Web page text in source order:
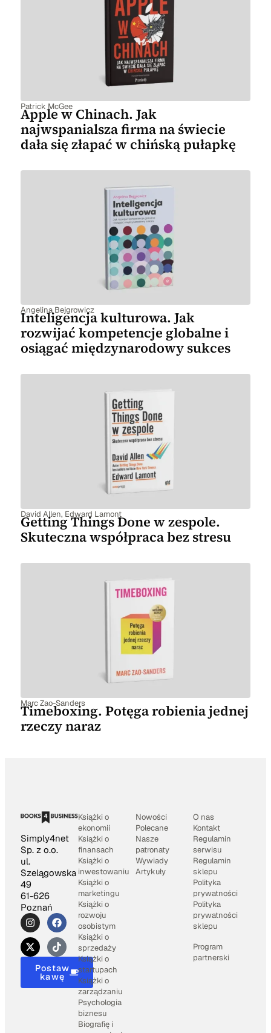
Patrick McGee
Apple w Chinach. Jak
najwspanialsza firma na świecie
dała się złapać w chińską pułapkę
Angelina Bejgrowicz
Inteligencja kulturowa. Jak
rozwijać kompetencje globalne i
osiągać międzynarodowy sukces
David Allen, Edward Lamont
Getting Things Done w zespole.
Skuteczna współpraca bez stresu
Marc Zao-Sanders
Timeboxing. Potęga robienia jednej
rzeczy naraz
Simply4net
Sp. z o.o.
ul.
Szelągowska
49
61-626
Poznań
Postaw
kawę
Książki o
ekonomii
Książki o
finansach
Książki o
inwestowaniu
Książki o
marketingu
Książki o
rozwoju
osobistym
Książki o
sprzedaży
Książki o
startupach
Książki o
zarządzaniu
Psychologia
biznesu
Biografię i
Nowości
Polecane
Nasze
patronaty
Wywiady
Artykuły
O nas
Kontakt
Regulamin
serwisu
Regulamin
sklepu
Polityka
prywatności
Polityka
prywatności
sklepu
Program
partnerski